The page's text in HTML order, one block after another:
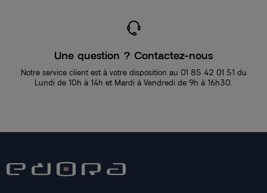
Une question ? Contactez-nous
Notre service client est à votre disposition au 01 85 42 01 51 du
Lundi de 10h à 14h et Mardi à Vendredi de 9h à 16h30.